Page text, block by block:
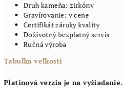
Druh kameňa: zirkóny
Gravírovanie: v cene
Certifikát záruky kvality
Doživotný bezplatný servis
Ručná výroba
Tabuľka veľkostí
Platinová verzia je na vyžiadanie.